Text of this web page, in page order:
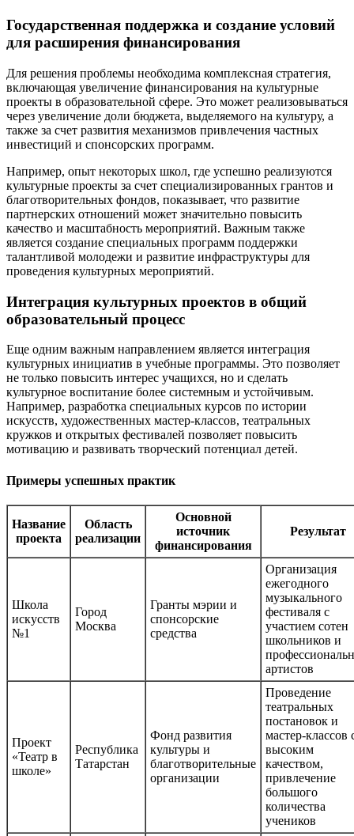
Государственная поддержка и создание условий
для расширения финансирования
Для решения проблемы необходима комплексная стратегия,
включающая увеличение финансирования на культурные
проекты в образовательной сфере. Это может реализовываться
через увеличение доли бюджета, выделяемого на культуру, а
также за счет развития механизмов привлечения частных
инвестиций и спонсорских программ.
Например, опыт некоторых школ, где успешно реализуются
культурные проекты за счет специализированных грантов и
благотворительных фондов, показывает, что развитие
партнерских отношений может значительно повысить
качество и масштабность мероприятий. Важным также
является создание специальных программ поддержки
талантливой молодежи и развитие инфраструктуры для
проведения культурных мероприятий.
Интеграция культурных проектов в общий
образовательный процесс
Еще одним важным направлением является интеграция
культурных инициатив в учебные программы. Это позволяет
не только повысить интерес учащихся, но и сделать
культурное воспитание более системным и устойчивым.
Например, разработка специальных курсов по истории
искусств, художественных мастер-классов, театральных
кружков и открытых фестивалей позволяет повысить
мотивацию и развивать творческий потенциал детей.
Примеры успешных практик
Название
проекта
Область
реализации
Основной
источник
финансирования
Результат
Школа
искусств
№1
Город
Москва
Гранты мэрии и
спонсорские
средства
Организация
ежегодного
музыкального
фестиваля с
участием сотен
школьников и
артистов
Проект
«Театр в
школе»
Республика
Татарстан
Фонд развития
культуры и
благотворительные
организации
Проведение
театральных
постановок и
мастер-классов
высоким
качеством,
привлечение
большого
количества
учеников